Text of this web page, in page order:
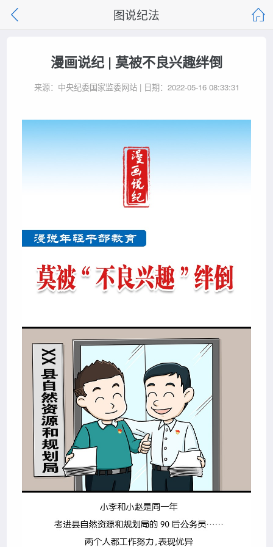
图说纪法
漫画说纪 | 莫被不良兴趣绊倒
来源：中央纪委国家监委网站 | 日期：2022-05-16 08:33:31